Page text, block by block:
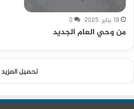
19 يناير، 2025 0
من وحي العام الجديد
تحميل المزيد